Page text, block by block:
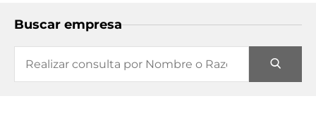
Buscar empresa